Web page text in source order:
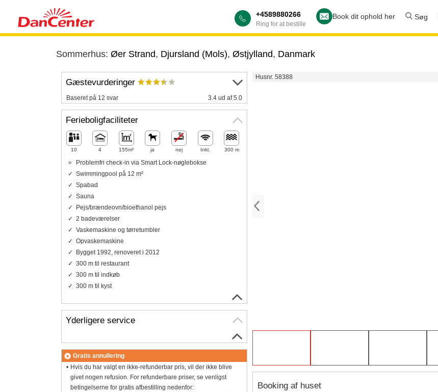
+4589880266
Ring for at bestille
Book dit ophold her Søg
Sommerhus: Øer Strand, Djursland (Mols), Østjylland, Danmark
Husnr. 58388
Booking af huset
Gæstevurderinger
Baseret på 12 svar 3.4 ud af 5.0
Ferieboligfaciliteter
10 4 155m² ja nej Inkl. 300 m
Problemfri check-in via Smart Lock-nøglebokse
Swimmingpool på 12 m²
Spabad
Sauna
Pejs/brændeovn/bioethanol pejs
2 badeværelser
Vaskemaskine og tørretumbler
Opvaskemaskine
Bygget 1992, renoveret i 2012
300 m til restaurant
300 m til indkøb
300 m til kyst
Yderligere service
Gratis annullering
Hvis du har valgt en ikke-refunderbar pris, vil der ikke blive
givet nogen refusion. For refunderbare priser, se venligst
betingelserne for gratis afbestilling nedenfor: